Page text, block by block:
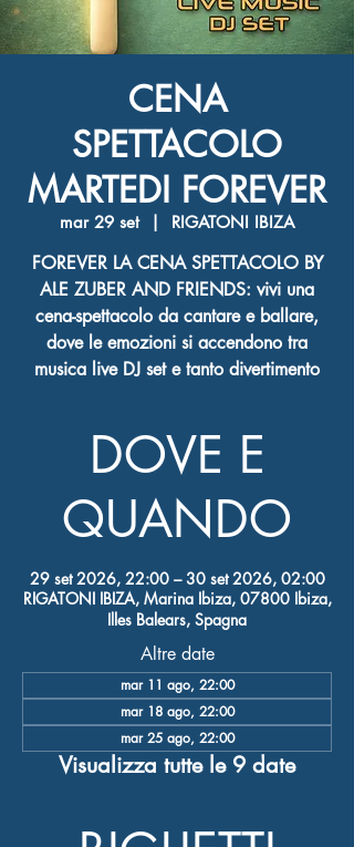
CENA
SPETTACOLO
MARTEDI FOREVER
mar 29 set
  |
RIGATONI IBIZA
FOREVER LA CENA SPETTACOLO BY
ALE ZUBER AND FRIENDS: vivi una
cena-spettacolo da cantare e ballare,
dove le emozioni si accendono tra
musica live DJ set e tanto divertimento
DOVE E
QUANDO
29 set 2026, 22:00 – 30 set 2026, 02:00
RIGATONI IBIZA, Marina Ibiza, 07800 Ibiza,
Illes Balears, Spagna
Altre date
mar 11 ago, 22:00
mar 18 ago, 22:00
mar 25 ago, 22:00
Visualizza tutte le 9 date